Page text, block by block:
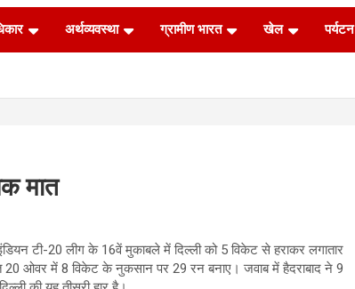
अर्थव्यवस्था ग्रामीण भारत खेल पर्यटन
मात
टी-20 लीग के 16वें मुकाबले में दिल्ली को 5 विकेट से हराकर लगातार
20 ओवर में 8 विकेट के नुकसान पर 29 रन बनाए। जवाब में हैदराबाद ने 9